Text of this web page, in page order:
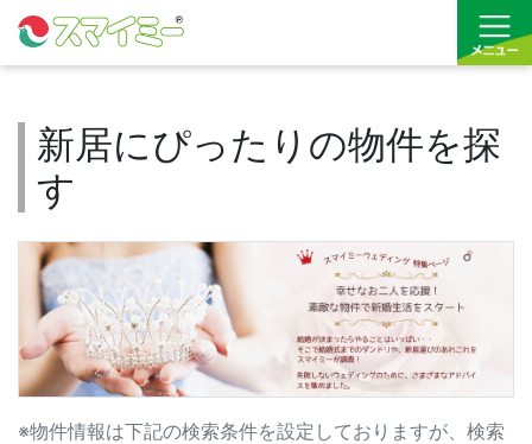
借りる
買う
お気に入り
新居にぴったりの物件を探
す
※物件情報は下記の検索条件を設定しておりますが、検索